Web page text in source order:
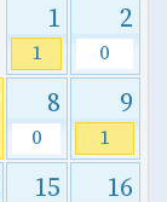
1
1
2
0
8
0
9
1
15 16